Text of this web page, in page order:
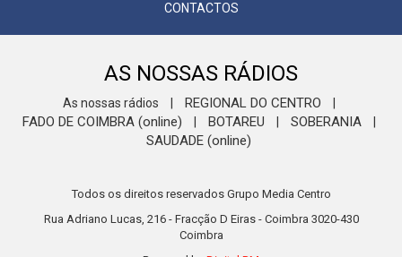
CONTACTOS
AS NOSSAS RÁDIOS
As nossas rádios REGIONAL DO CENTRO
FADO DE COIMBRA (online) BOTAREU SOBERANIA
SAUDADE (online)
Todos os direitos reservados Grupo Media Centro
Rua Adriano Lucas, 216 - Fracção D Eiras - Coimbra 3020-430
Coimbra